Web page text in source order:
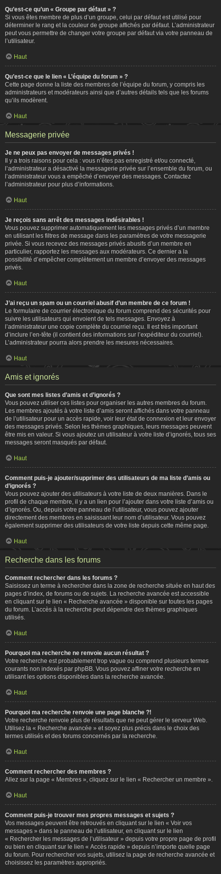
Qu’est-ce qu’un « Groupe par défaut » ?
Si vous êtes membre de plus d’un groupe, celui par défaut est utilisé pour
déterminer le rang et la couleur de groupe affichés par défaut. L’administrateur
peut vous permettre de changer votre groupe par défaut via votre panneau de
l’utilisateur.
Haut
Qu’est-ce que le lien « L’équipe du forum » ?
Cette page donne la liste des membres de l’équipe du forum, y compris les
administrateurs et modérateurs ainsi que d’autres détails tels que les forums
qu’ils modèrent.
Haut
Messagerie privée
Je ne peux pas envoyer de messages privés !
Il y a trois raisons pour cela : vous n’êtes pas enregistré et/ou connecté,
l’administrateur a désactivé la messagerie privée sur l’ensemble du forum, ou
l’administrateur vous a empêché d’envoyer des messages. Contactez
l’administrateur pour plus d’informations.
Haut
Je reçois sans arrêt des messages indésirables !
Vous pouvez supprimer automatiquement les messages privés d’un membre
en utilisant les filtres de message dans les paramètres de votre messagerie
privée. Si vous recevez des messages privés abusifs d’un membre en
particulier, rapportez les messages aux modérateurs. Ce dernier a la
possibilité d’empêcher complètement un membre d’envoyer des messages
privés.
Haut
J’ai reçu un spam ou un courriel abusif d’un membre de ce forum !
Le formulaire de courrier électronique du forum comprend des sécurités pour
suivre les utilisateurs qui envoient de tels messages. Envoyez à
l’administrateur une copie complète du courriel reçu. Il est très important
d’inclure l’en-tête (il contient des informations sur l’expéditeur du courriel).
L’administrateur pourra alors prendre les mesures nécessaires.
Haut
Amis et ignorés
Que sont mes listes d’amis et d’ignorés ?
Vous pouvez utiliser ces listes pour organiser les autres membres du forum.
Les membres ajoutés à votre liste d’amis seront affichés dans votre panneau
de l’utilisateur pour un accès rapide, voir leur état de connexion et leur envoyer
des messages privés. Selon les thèmes graphiques, leurs messages peuvent
être mis en valeur. Si vous ajoutez un utilisateur à votre liste d’ignorés, tous ses
messages seront masqués par défaut.
Haut
Comment puis-je ajouter/supprimer des utilisateurs de ma liste d’amis ou
d’ignorés ?
Vous pouvez ajouter des utilisateurs à votre liste de deux manières. Dans le
profil de chaque membre, il y a un lien pour l’ajouter dans votre liste d’amis ou
d’ignorés. Ou, depuis votre panneau de l’utilisateur, vous pouvez ajouter
directement des membres en saisissant leur nom d’utilisateur. Vous pouvez
également supprimer des utilisateurs de votre liste depuis cette même page.
Haut
Recherche dans les forums
Comment rechercher dans les forums ?
Saisissez un terme à rechercher dans la zone de recherche située en haut des
pages d’index, de forums ou de sujets. La recherche avancée est accessible
en cliquant sur le lien « Recherche avancée » disponible sur toutes les pages
du forum. L’accès à la recherche peut dépendre des thèmes graphiques
utilisés.
Haut
Pourquoi ma recherche ne renvoie aucun résultat ?
Votre recherche est probablement trop vague ou comprend plusieurs termes
courants non indexés par phpBB. Vous pouvez affiner votre recherche en
utilisant les options disponibles dans la recherche avancée.
Haut
Pourquoi ma recherche renvoie une page blanche ?!
Votre recherche renvoie plus de résultats que ne peut gérer le serveur Web.
Utilisez la « Recherche avancée » et soyez plus précis dans le choix des
termes utilisés et des forums concernés par la recherche.
Haut
Comment rechercher des membres ?
Allez sur la page « Membres », cliquez sur le lien « Rechercher un membre ».
Haut
Comment puis-je trouver mes propres messages et sujets ?
Vos messages peuvent être retrouvés en cliquant sur le lien « Voir vos
messages » dans le panneau de l’utilisateur, en cliquant sur le lien
« Rechercher les messages de l’utilisateur » depuis votre propre page de profil
ou bien en cliquant sur le lien « Accès rapide » depuis n’importe quelle page
du forum. Pour rechercher vos sujets, utilisez la page de recherche avancée et
choisissez les paramètres appropriés.